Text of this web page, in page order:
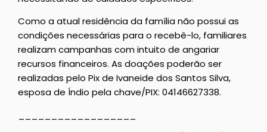
Como a atual residência da família não possui as
condições necessárias para o recebê-lo, familiares
realizam campanhas com intuito de angariar
recursos financeiros. As doações poderão ser
realizadas pelo Pix de Ivaneide dos Santos Silva,
esposa de Índio pela chave/PIX: 04146627338.